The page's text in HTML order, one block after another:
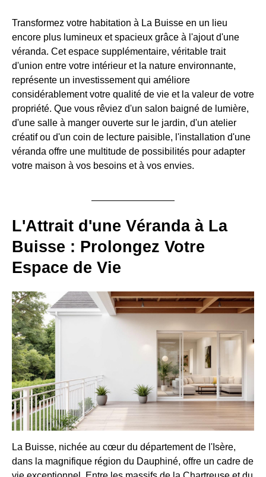
Transformez votre habitation à La Buisse en un lieu
encore plus lumineux et spacieux grâce à l'ajout d'une
véranda. Cet espace supplémentaire, véritable trait
d'union entre votre intérieur et la nature environnante,
représente un investissement qui améliore
considérablement votre qualité de vie et la valeur de votre
propriété. Que vous rêviez d'un salon baigné de lumière,
d'une salle à manger ouverte sur le jardin, d'un atelier
créatif ou d'un coin de lecture paisible, l'installation d'une
véranda offre une multitude de possibilités pour adapter
votre maison à vos besoins et à vos envies.
L'Attrait d'une Véranda à La
Buisse : Prolongez Votre
Espace de Vie
La Buisse, nichée au cœur du département de l'Isère,
dans la magnifique région du Dauphiné, offre un cadre de